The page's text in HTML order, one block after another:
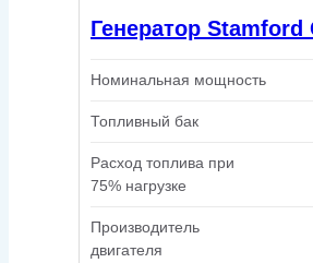
Генератор Stamford
Номинальная мощность
Топливный бак
Расход топлива при
75% нагрузке
Производитель
двигателя